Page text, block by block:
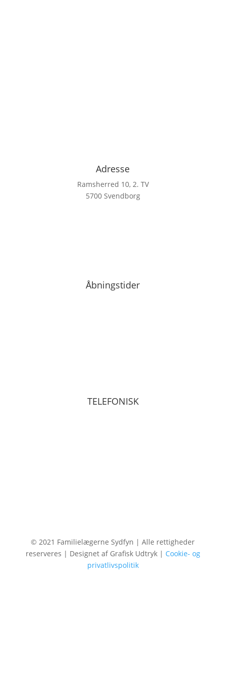
Adresse
Ramsherred 10, 2. TV
5700 Svendborg
Åbningstider
TELEFONISK
© 2021 Familielægerne Sydfyn | Alle rettigheder
reserveres | Designet af Grafisk Udtryk | Cookie- og
privatlivspolitik